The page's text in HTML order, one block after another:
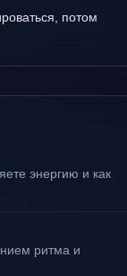
потом
энергию и как
ритма и